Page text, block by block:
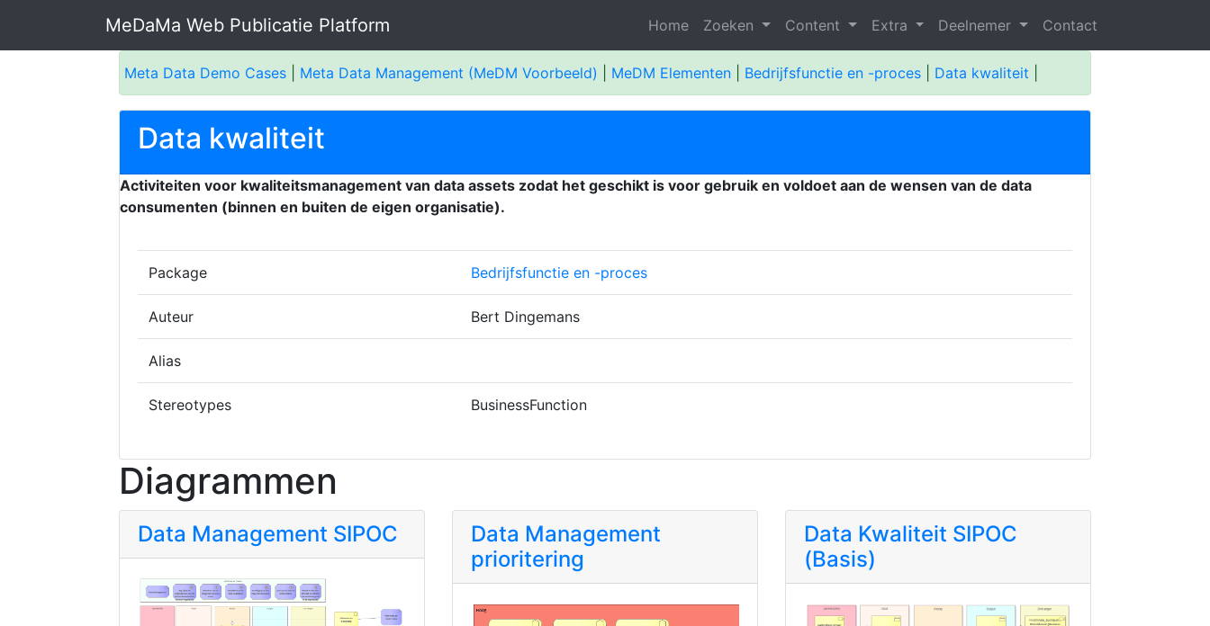
MeDaMa Web Publicatie Platform Home Zoeken Content Extra Deelnemer Contact
Meta Data Demo Cases Meta Data Management (MeDM Voorbeeld) MeDM Elementen Bedrijfsfunctie en -proces Data kwaliteit
Data kwaliteit
Activiteiten voor kwaliteitsmanagement van data assets zodat het geschikt is voor gebruik en voldoet aan de wensen van de data
consumenten (binnen en buiten de eigen organisatie).
Package Bedrijfsfunctie en -proces
Auteur Bert Dingemans
Alias
Stereotypes BusinessFunction
Diagrammen
Data Management SIPOC
Data Management
prioritering
Data Kwaliteit SIPOC
(Basis)